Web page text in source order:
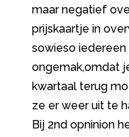
maar negatief
prijskaartje in
sowieso iedereen
ongemak,omdat
kwartaal terug
ze er weer uit te
Bij 2nd opninion